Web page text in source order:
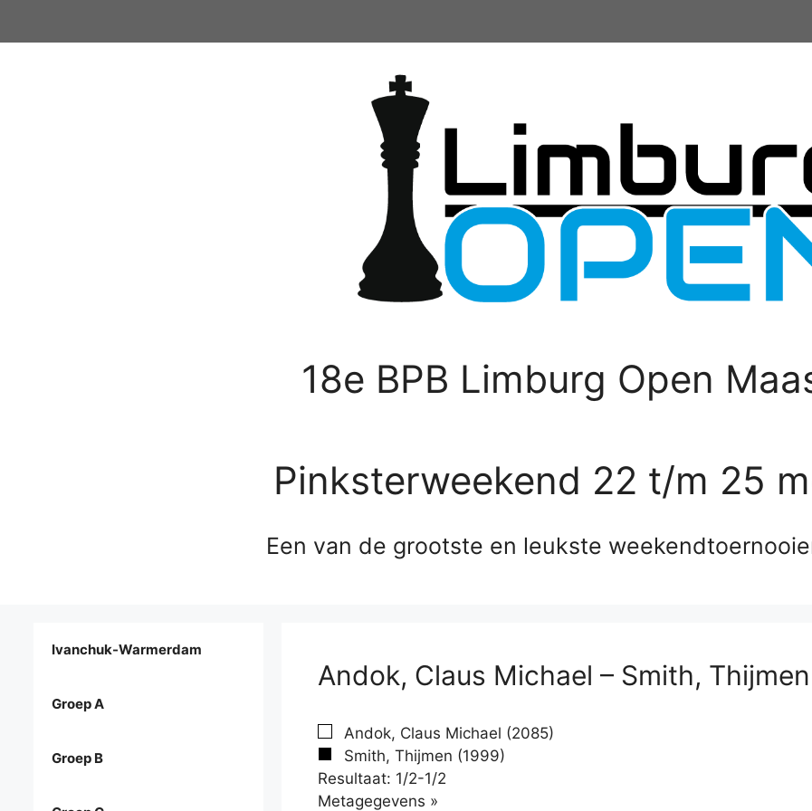
18e BPB Limburg Open
Pinksterweekend 22 t/m 25
Een van de grootste en leukste
Andok, Claus Michael – Smith, Thijmen
Andok, Claus Michael (2085)
Smith, Thijmen (1999)
Resultaat: 1/2-1/2
Metagegevens »
Ivanchuk-Warmerdam
Groep A
Groep B